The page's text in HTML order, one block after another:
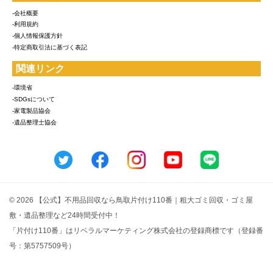
-会社概要
-利用規約
-個人情報保護方針
-特定商取引法に基づく表記
関連リンク
-環境省
-SDGsについて
-家電製品協会
-遺品整理士協会
© 2026 【公式】不用品回収なら鳥取片付け110番｜粗大ゴミ回収・ゴミ屋
敷・遺品整理など24時間受付中！
「片付け110番」はリベラルマーケティング株式会社の登録商標です（登録番
号：第5757509号）